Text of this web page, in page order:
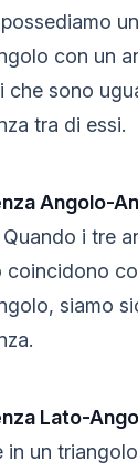
con un
che sono
tra di essi.
Angolo-
Quando i tre
coincidono
siamo
Lato-
in un